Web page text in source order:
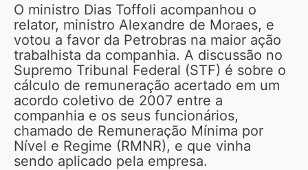
O ministro Dias Toffoli acompanhou o
relator, ministro Alexandre de Moraes, e
votou a favor da Petrobras na maior ação
trabalhista da companhia. A discussão no
Supremo Tribunal Federal (STF) é sobre o
cálculo de remuneração acertado em um
acordo coletivo de 2007 entre a
companhia e os seus funcionários,
chamado de Remuneração Mínima por
Nível e Regime (RMNR), e que vinha
sendo aplicado pela empresa.